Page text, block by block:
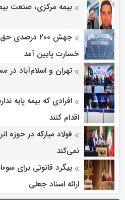
بیمه مرکزی، صنعت
جهش ۲۰۰
خسارت پایین آمد
تهران و اسلام‌آباد در
افرادی که بیمه پایه
اقدام کنند
فولاد مبارکه در حوزه
نمی‌کند
پیگرد قانونی برای
ارائه اسناد جعلی